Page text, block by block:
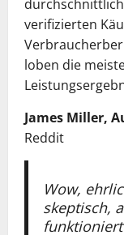
verifizierten
loben die
James Miller,
Reddit
Wow,
skeptisch,